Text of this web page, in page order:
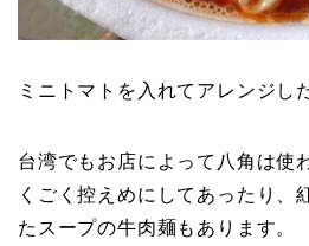
ミニトマトを入れてアレンジし
台湾でもお店によって八角は使
くごく控えめにしてあったり、
たスープの牛肉麺もあります。